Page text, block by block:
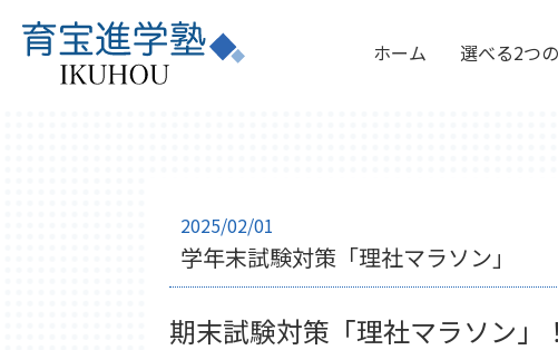
ホーム 選べる2つ
2025/02/01
学年末試験対策「理社マラソン」
期末試験対策「理社マラソン」